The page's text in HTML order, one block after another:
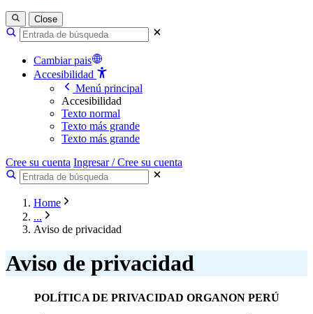
Close
Cambiar pais
Accesibilidad
Menú principal
Accesibilidad
Texto normal
Texto más grande
Texto más grande
Cree su cuenta Ingresar / Cree su cuenta
Home
...
Aviso de privacidad
Aviso de privacidad
POLÍTICA DE PRIVACIDAD ORGANON PERÚ